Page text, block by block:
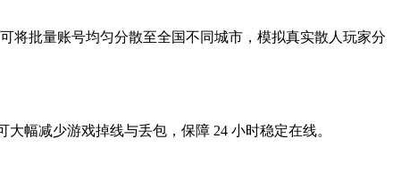
将批量账号均匀分散至全国不同城市，模拟真实散人玩家分
幅减少游戏掉线与丢包，保障 24 小时稳定在线。